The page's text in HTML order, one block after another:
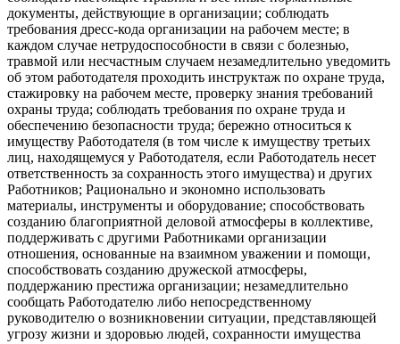
документы, действующие в организации; соблюдать
требования дресс-кода организации на рабочем месте; в
каждом случае нетрудоспособности в связи с болезнью,
травмой или несчастным случаем незамедлительно уведомить
об этом работодателя проходить инструктаж по охране труда,
стажировку на рабочем месте, проверку знания требований
охраны труда; соблюдать требования по охране труда и
обеспечению безопасности труда; бережно относиться к
имуществу Работодателя (в том числе к имуществу третьих
лиц, находящемуся у Работодателя, если Работодатель несет
ответственность за сохранность этого имущества) и других
Работников; Рационально и экономно использовать
материалы, инструменты и оборудование; способствовать
созданию благоприятной деловой атмосферы в коллективе,
поддерживать с другими Работниками организации
отношения, основанные на взаимном уважении и помощи,
способствовать созданию дружеской атмосферы,
поддержанию престижа организации; незамедлительно
сообщать Работодателю либо непосредственному
руководителю о возникновении ситуации, представляющей
угрозу жизни и здоровью людей, сохранности имущества